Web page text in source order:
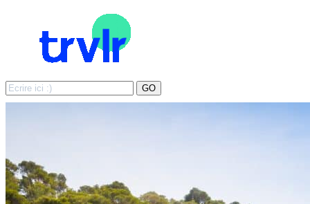
Search
for:
GO